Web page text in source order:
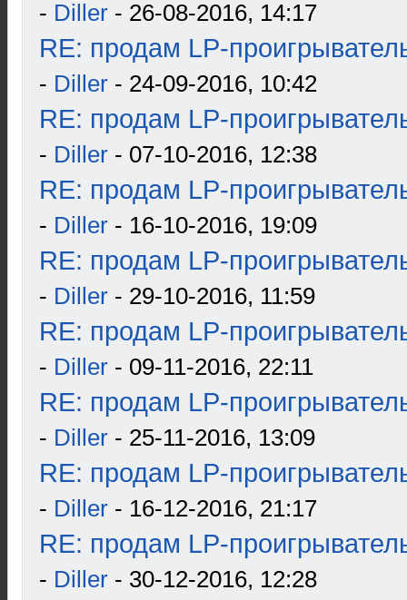
- Diller - 26-08-2016, 14:17
RE: продам LP-
- Diller - 24-09-2016, 10:42
RE: продам LP-
- Diller - 07-10-2016, 12:38
RE: продам LP-
- Diller - 16-10-2016, 19:09
RE: продам LP-
- Diller - 29-10-2016, 11:59
RE: продам LP-
- Diller - 09-11-2016, 22:11
RE: продам LP-
- Diller - 25-11-2016, 13:09
RE: продам LP-
- Diller - 16-12-2016, 21:17
RE: продам LP-
- Diller - 30-12-2016, 12:28